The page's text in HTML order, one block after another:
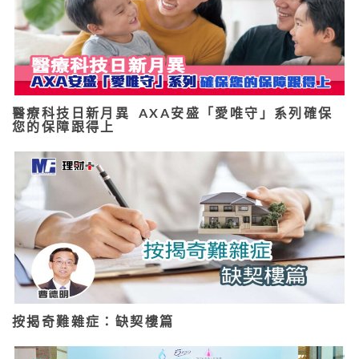
醫療科技日新月異 AXA安盛「愛唯守」系列確保
您的保障跟得上
按揭奇難雜症：缺契樓篇